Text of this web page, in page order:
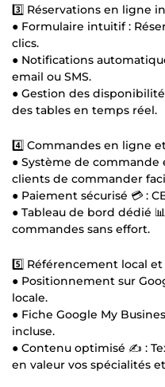
3️⃣ Réservations en ligne
● Formulaire intuitif :
clics.
● Notifications
email ou SMS.
● Gestion des
des tables en temps réel.
4️⃣ Commandes en ligne
● Système de commande
clients de commander
● Paiement sécurisé 💳 :
● Tableau de bord dédié
commandes sans effort.
5️⃣ Référencement local et
● Positionnement sur
locale.
● Fiche Google My
incluse.
● Contenu optimisé ✍️ :
en valeur vos spécialités